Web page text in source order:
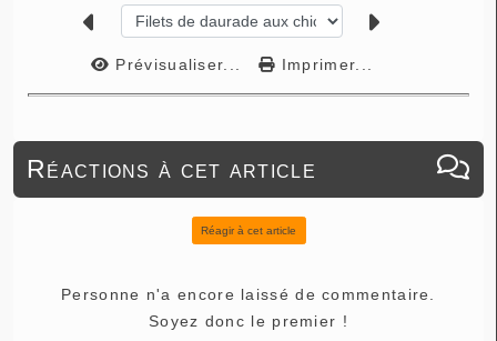
Prévisualiser... Imprimer...
Réactions à cet article
Réagir à cet article
Personne n'a encore laissé de commentaire.
Soyez donc le premier !